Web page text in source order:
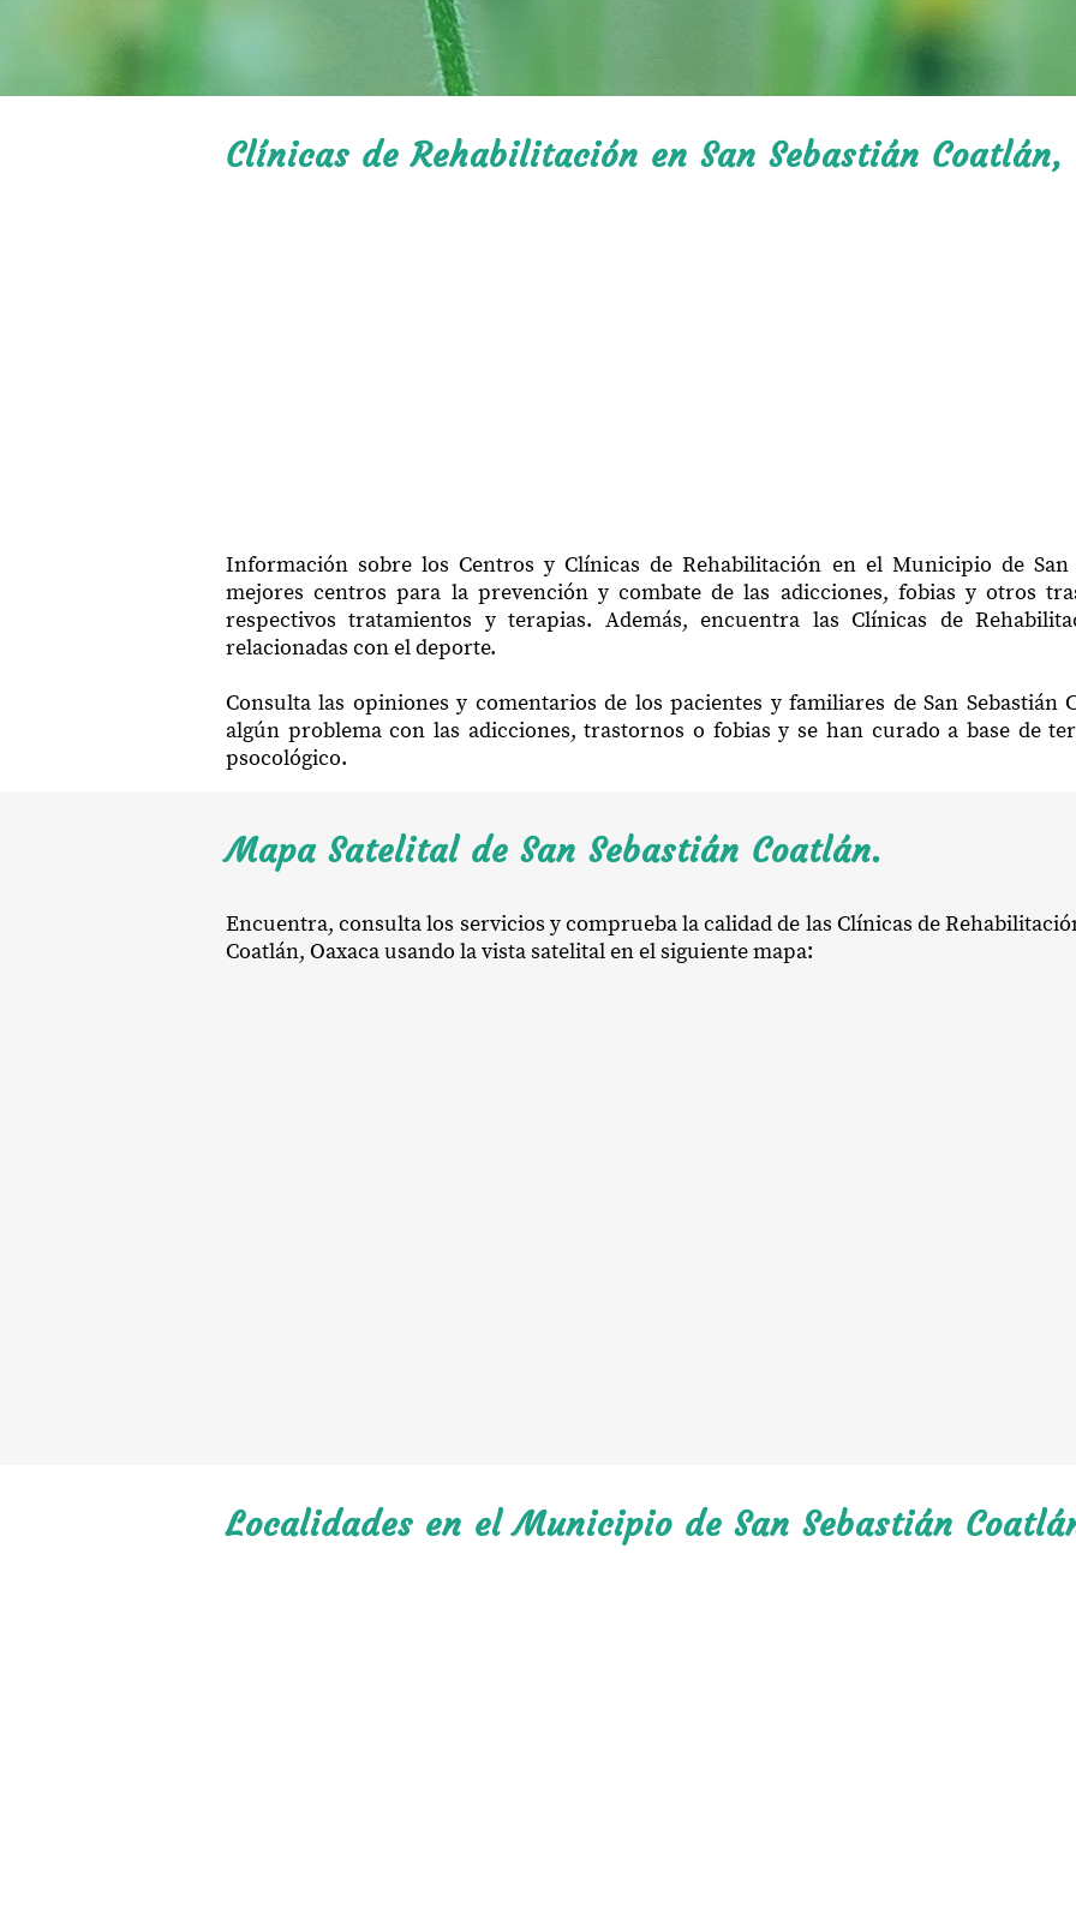
Clínicas de Rehabilitación en San Sebastián Coatlán,
Información sobre los Centros y Clínicas de Rehabilitación en el Municipio de San
mejores centros para la prevención y combate de las adicciones, fobias y otros
respectivos tratamientos y terapias. Además, encuentra las Clínicas de
relacionadas con el deporte.
Consulta las opiniones y comentarios de los pacientes y familiares de San Sebastián
algún problema con las adicciones, trastornos o fobias y se han curado a base de
psocológico.
Mapa Satelital de San Sebastián Coatlán.
Encuentra, consulta los servicios y comprueba la calidad de las Clínicas de
Coatlán, Oaxaca usando la vista satelital en el siguiente mapa:
Localidades en el Municipio de San Sebastián